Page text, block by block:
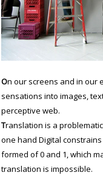
On our screens and in our
sensations into images,
perceptive web.
Translation is a
one hand Digital
formed of 0 and 1, which
translation is impossible.